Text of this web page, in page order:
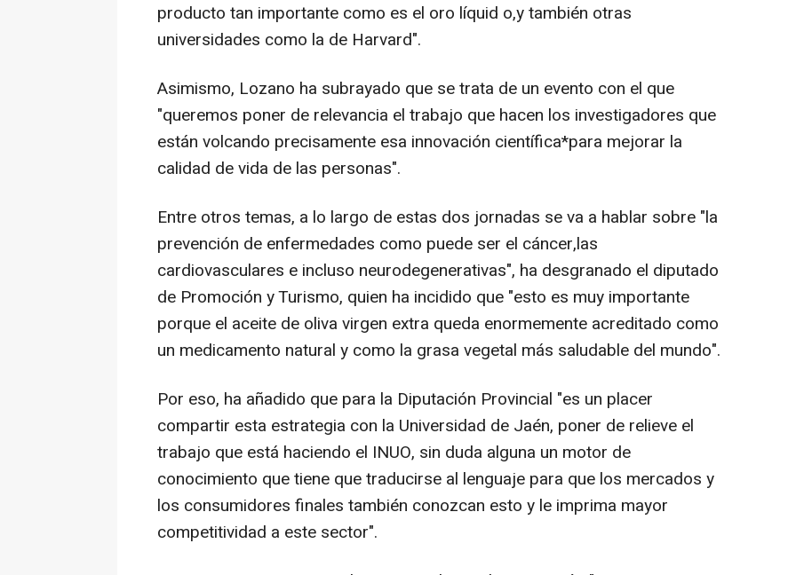
producto tan importante como es el oro líquid o,y también otras
universidades como la de Harvard".
Asimismo, Lozano ha subrayado que se trata de un evento con el que
"queremos poner de relevancia el trabajo que hacen los investigadores que
están volcando precisamente esa innovación científica*para mejorar la
calidad de vida de las personas".
Entre otros temas, a lo largo de estas dos jornadas se va a hablar sobre "la
prevención de enfermedades como puede ser el cáncer,las
cardiovasculares e incluso neurodegenerativas", ha desgranado el diputado
de Promoción y Turismo, quien ha incidido que "esto es muy importante
porque el aceite de oliva virgen extra queda enormemente acreditado como
un medicamento natural y como la grasa vegetal más saludable del mundo".
Por eso, ha añadido que para la Diputación Provincial "es un placer
compartir esta estrategia con la Universidad de Jaén, poner de relieve el
trabajo que está haciendo el INUO, sin duda alguna un motor de
conocimiento que tiene que traducirse al lenguaje para que los mercados y
los consumidores finales también conozcan esto y le imprima mayor
competitividad a este sector".